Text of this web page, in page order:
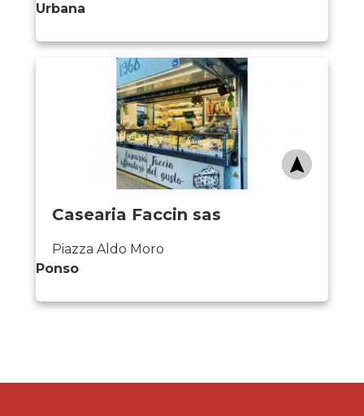
Urbana
Casearia Faccin sas
Piazza Aldo Moro
Ponso